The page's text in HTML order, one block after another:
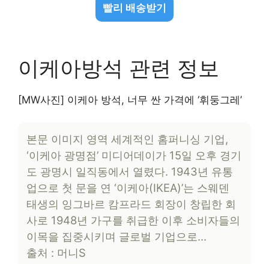
빨리 배송받기
이케아방석 관련 정보
[MW사진] 이케아 방석, 너무 싼 가격에 ‘휘둥그레’
본문 이미지 영역 세계적인 홈퍼니싱 기업,
‘이케아 광명점’ 미디어데이가 15일 오후 경기
도 광명시 일직동에서 열렸다. 1943년 유통
업으로 첫 문을 연 ‘이케아(IKEA)’는 스웨덴
태생의 잉그바르 캄프라드 회장이 창립한 회
사로 1948년 가구를 취급한 이후 소비자들의
이목을 집중시키며 글로벌 기업으로…
출처 : 머니S